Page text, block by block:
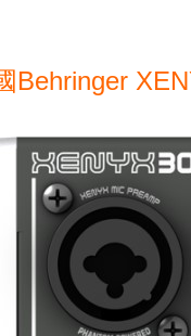
Behringer